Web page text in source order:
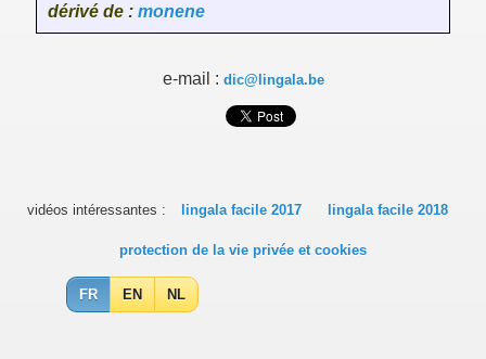
dérivé de : monene
e-mail : dic@lingala.be
vidéos intéressantes : lingala facile 2017 lingala facile 2018
protection de la vie privée et cookies
FR EN NL